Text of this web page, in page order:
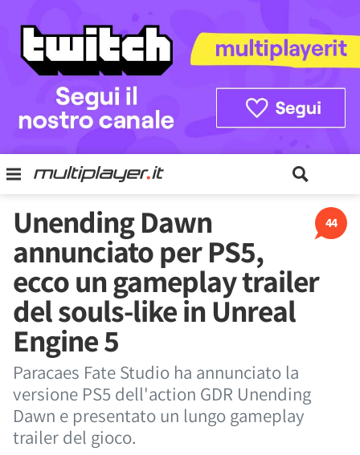
44
Unending Dawn
annunciato per PS5,
ecco un gameplay trailer
del souls-like in Unreal
Engine 5
Paracaes Fate Studio ha annunciato la
versione PS5 dell'action GDR Unending
Dawn e presentato un lungo gameplay
trailer del gioco.